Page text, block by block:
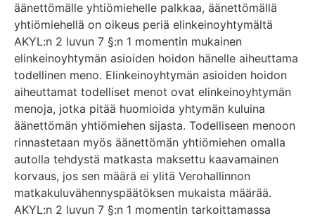
äänettömälle yhtiömiehelle palkkaa, äänettömällä
yhtiömiehellä on oikeus periä elinkeinoyhtymältä
AKYL:n 2 luvun 7 §:n 1 momentin mukainen
elinkeinoyhtymän asioiden hoidon hänelle aiheuttama
todellinen meno. Elinkeinoyhtymän asioiden hoidon
aiheuttamat todelliset menot ovat elinkeinoyhtymän
menoja, jotka pitää huomioida yhtymän kuluina
äänettömän yhtiömiehen sijasta. Todelliseen menoon
rinnastetaan myös äänettömän yhtiömiehen omalla
autolla tehdystä matkasta maksettu kaavamainen
korvaus, jos sen määrä ei ylitä Verohallinnon
matkakuluvähennyspäätöksen mukaista määrää.
AKYL:n 2 luvun 7 §:n 1 momentin tarkoittamassa